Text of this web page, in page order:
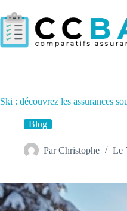
au
contenu
Ski : découvrez les assurances
Blog
Par Christophe Le